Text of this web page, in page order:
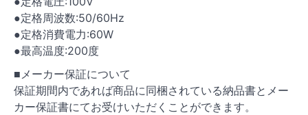
●定格周波数:50/60Hz
●定格消費電力:60W
●最高温度:200度
■メーカー保証について
保証期間内であれば商品に同梱されている納品書とメー
カー保証書にてお受けいただくことができます。